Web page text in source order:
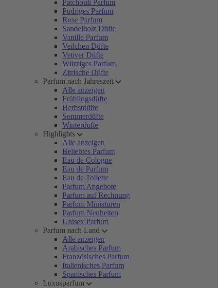
Patchouli Parfum
Pudriges Parfum
Rose Parfum
Sandelholz Düfte
Vanille Parfum
Veilchen Düfte
Vetiver Düfte
Würziges Parfum
Zitrische Düfte
Parfum nach Jahreszeit
Alle anzeigen
Frühlingsdüfte
Herbstdüfte
Sommerdüfte
Winterdüfte
Highlights
Alle anzeigen
Beliebtes Parfum
Eau de Cologne
Eau de Parfum
Eau de Toilette
Parfum Angebote
Parfum auf Rechnung
Parfum Miniaturen
Parfum Neuheiten
Unisex Parfum
Parfum nach Land
Alle anzeigen
Arabisches Parfum
Französisches Parfum
Italienisches Parfum
Spanisches Parfum
Luxusparfum